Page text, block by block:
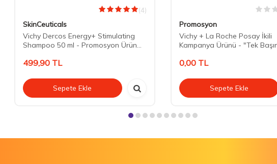
(4)
SkinCeuticals
Vichy Dercos Energy+ Stimulating
Shampoo 50 ml - Promosyon Ürün
499,90TL
Sepete Ekle
Promosyon
Vichy + La Roche Posay İkili
Kampanya Ürünü - "Tek
0,00 TL
Sepete Ekle